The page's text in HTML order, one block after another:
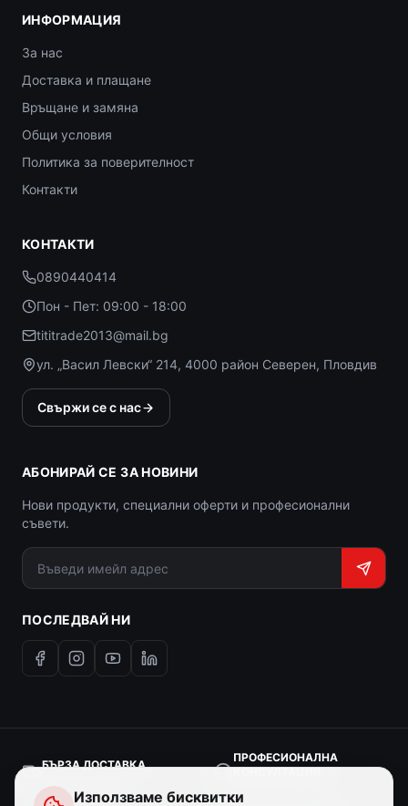
ИНФОРМАЦИЯ
За нас
Доставка и плащане
Връщане и замяна
Общи условия
Политика за поверителност
Контакти
КОНТАКТИ
0890440414
Пон - Пет: 09:00 - 18:00
tititrade2013@mail.bg
ул. „Васил Левски“ 214, 4000 район Северен, Пловдив
Свържи се с нас
АБОНИРАЙ СЕ ЗА НОВИНИ
Нови продукти, специални оферти и професионални
съвети.
ПОСЛЕДВАЙ НИ
БЪРЗА ДОСТАВКА
ПРОФЕСИОНАЛНА
Използваме бисквитки